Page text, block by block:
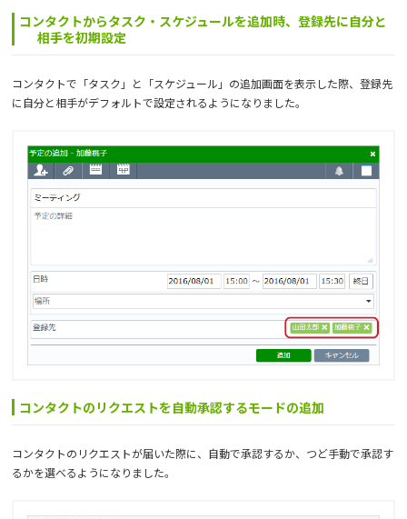
コンタクトからタスク・スケジュールを追加時、登録先に自分と
相手を初期設定
コンタクトで「タスク」と「スケジュール」の追加画面を表示した際、登録先
に自分と相手がデフォルトで設定されるようになりました。
コンタクトのリクエストを自動承認するモードの追加
コンタクトのリクエストが届いた際に、自動で承認するか、つど手動で承認す
るかを選べるようになりました。